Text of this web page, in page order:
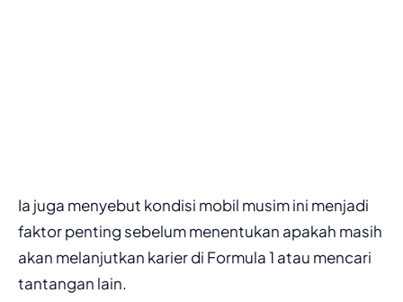
Ia juga menyebut kondisi mobil musim ini menjadi
faktor penting sebelum menentukan apakah masih
akan melanjutkan karier di Formula 1 atau mencari
tantangan lain.